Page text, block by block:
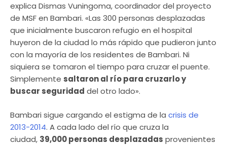
explica Dismas Vuningoma, coordinador del proyecto
de MSF en Bambari. «Las 300 personas desplazadas
que inicialmente buscaron refugio en el hospital
huyeron de la ciudad lo más rápido que pudieron junto
con la mayoría de los residentes de Bambari. Ni
siquiera se tomaron el tiempo para cruzar el puente.
Simplemente saltaron al río para cruzarlo y
buscar seguridad del otro lado».
Bambari sigue cargando el estigma de la crisis de
2013-2014. A cada lado del río que cruza la
ciudad, 39,000 personas desplazadas provenientes